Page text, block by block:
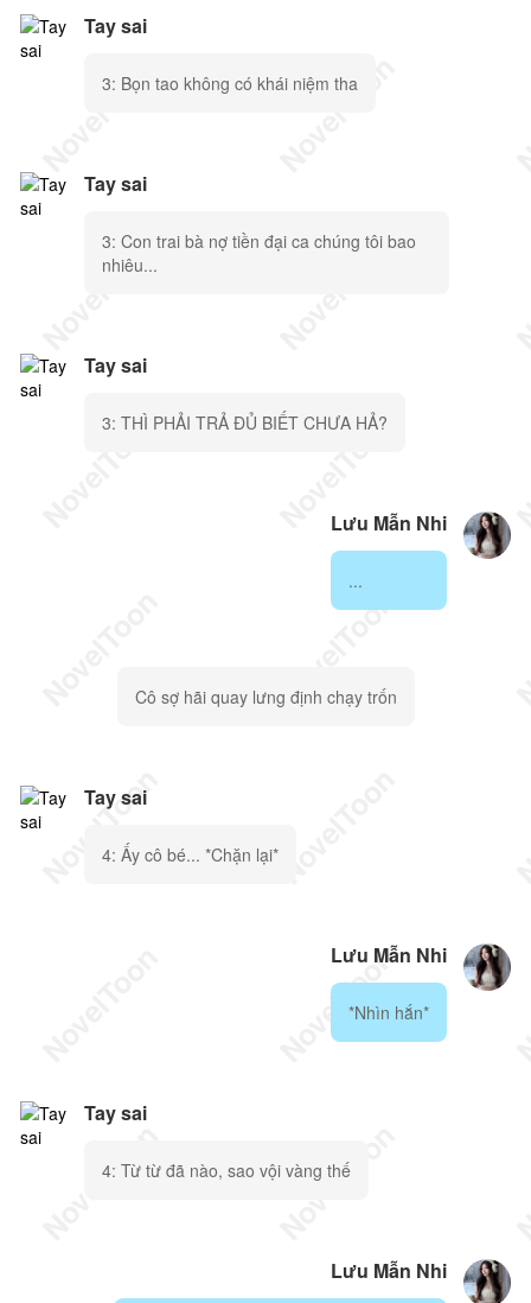
Tay sai
3: Bọn tao không có khái niệm tha
Tay sai
3: Con trai bà nợ tiền đại ca chúng tôi bao
nhiêu...
Tay sai
3: THÌ PHẢI TRẢ ĐỦ BIẾT CHƯA HẢ?
Lưu Mẫn Nhi
...
Cô sợ hãi quay lưng định chạy trốn
Tay sai
4: Ấy cô bé... *Chặn lại*
Lưu Mẫn Nhi
*Nhìn hắn*
Tay sai
4: Từ từ đã nào, sao vội vàng thế
Lưu Mẫn Nhi